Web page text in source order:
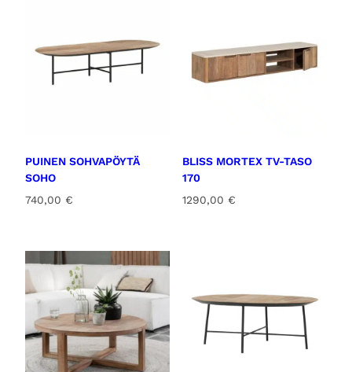
PUINEN SOHVAPÖYTÄ
SOHO
740,00 €
BLISS MORTEX TV-TASO
170
1290,00 €